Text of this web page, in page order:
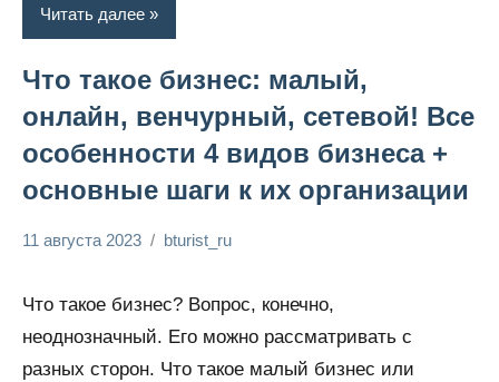
Читать далее
Что такое бизнес: малый,
онлайн, венчурный, сетевой! Все
особенности 4 видов бизнеса +
основные шаги к их организации
финансы
11 августа 2023 bturist_ru
Что такое бизнес? Вопрос, конечно,
неоднозначный. Его можно рассматривать с
разных сторон. Что такое малый бизнес или